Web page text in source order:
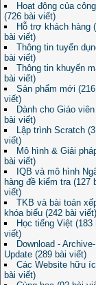
Hoạt động của
(726 bài viết)
Hỗ trợ khách hàng
bài viết)
Thông tin tuyển
bài viết)
Thông tin khuyến
bài viết)
Sản phẩm mới
viết)
Dành cho Giáo
bài viết)
Lập trình Scratch
viết)
Mô hình & Giải
bài viết)
IQB và mô hình
hàng đề kiểm tra (127
viết)
TKB và bài toán
khóa biểu (242 bài viết)
Học tiếng Việt (183
viết)
Download - Archive-
Update (289 bài viết)
Các Website hữu
bài viết)